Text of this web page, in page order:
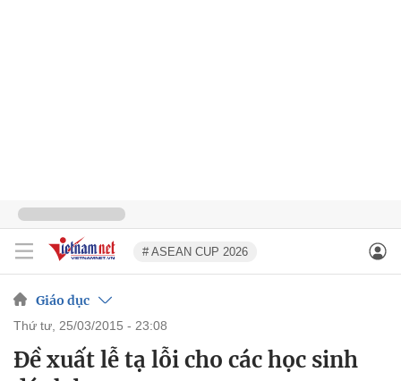
# ASEAN CUP 2026
Giáo dục
thứ tư, 25/03/2015 - 23:08
Đề xuất lễ tạ lỗi cho các học sinh